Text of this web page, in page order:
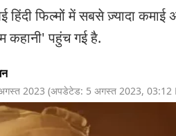
फिल्मों में सबसे ज़्यादा
कहानी' पहुंच गई है.
2023 (अपडेटेड: 5 अगस्त 2023, 03:12